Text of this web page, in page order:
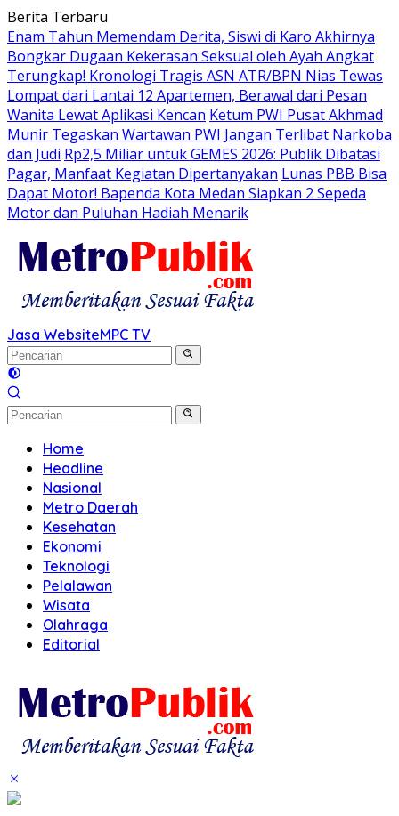
Langsung
ke
konten
Berita Terbaru
Enam Tahun Memendam Derita, Siswi di Karo Akhirnya
Bongkar Dugaan Kekerasan Seksual oleh Ayah Angkat
Terungkap! Kronologi Tragis ASN ATR/BPN Nias Tewas
Lompat dari Lantai 12 Apartemen, Berawal dari Pesan
Wanita Lewat Aplikasi Kencan Ketum PWI Pusat Akhmad
Munir Tegaskan Wartawan PWI Jangan Terlibat Narkoba
dan Judi Rp2,5 Miliar untuk GEMES 2026: Publik Dibatasi
Pagar, Manfaat Kegiatan Dipertanyakan Lunas PBB Bisa
Dapat Motor! Bapenda Kota Medan Siapkan 2 Sepeda
Motor dan Puluhan Hadiah Menarik
Jasa WebsiteMPC TV
Home
Headline
Nasional
Metro Daerah
Kesehatan
Ekonomi
Teknologi
Pelalawan
Wisata
Olahraga
Editorial